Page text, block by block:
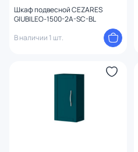
Шкаф подвесной CEZARES
GIUBILEO-1500-2A-SC-BL
В наличии 1 шт.
С ящиками
Высота (см)